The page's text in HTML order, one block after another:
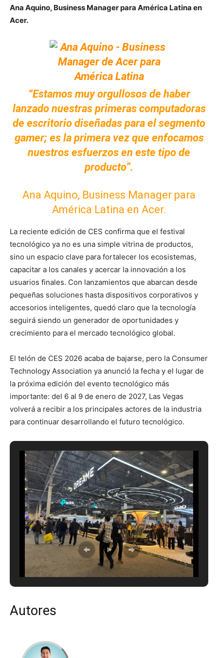
Ana Aquino, Business Manager para América Latina en
Acer.
“Estamos muy orgullosos de haber
lanzado nuestras primeras computadoras
de escritorio diseñadas para el segmento
gamer; es la primera vez que enfocamos
nuestros esfuerzos en este tipo de
producto”.
Ana Aquino, Business Manager para
América Latina en Acer.
La reciente edición de CES confirma que el festival
tecnológico ya no es una simple vitrina de productos,
sino un espacio clave para fortalecer los ecosistemas,
capacitar a los canales y acercar la innovación a los
usuarios finales. Con lanzamientos que abarcan desde
pequeñas soluciones hasta dispositivos corporativos y
accesorios inteligentes, quedó claro que la tecnología
seguirá siendo un generador de oportunidades y
crecimiento para el mercado tecnológico global.
El telón de CES 2026 acaba de bajarse, pero la Consumer
Technology Association ya anunció la fecha y el lugar de
la próxima edición del evento tecnológico más
importante: del 6 al 9 de enero de 2027, Las Vegas
volverá a recibir a los principales actores de la industria
para continuar desarrollando el futuro tecnológico.
Autores